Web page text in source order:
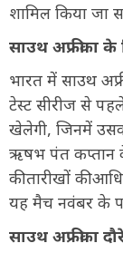
शामिल किया जा
साउथ अफ्रीका
भारत में साउथ
टेस्ट सीरीज से पहले
खेलेगी, जिनमें
ऋषभ पंत कप्तान
की तारीखों की
यह मैच नवंबर के
साउथ अफ्रीका